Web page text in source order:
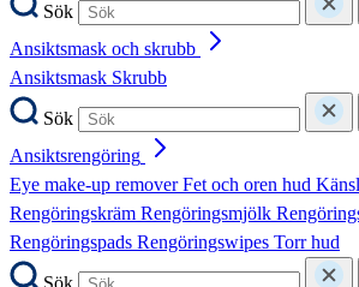
Sök
Ansiktsmask och skrubb
Ansiktsmask Skrubb
Sök
Ansiktsrengöring
Eye make-up removerFet och oren hud
Rengöringskräm Rengöringsmjölk
Rengöringspads Rengöringswipes Torr hud